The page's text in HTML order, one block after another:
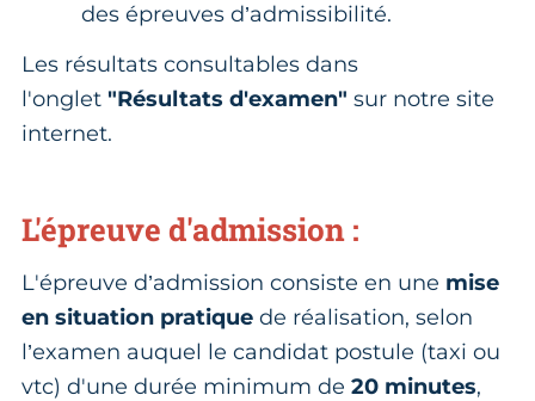
des épreuves d’admissibilité.
Les résultats consultables dans
l'onglet "Résultats d'examen" sur notre site
internet.
L'épreuve d'admission :
L'épreuve d’admission consiste en une mise
en situation pratique de réalisation, selon
l’examen auquel le candidat postule (taxi ou
vtc) d'une durée minimum de 20 minutes,